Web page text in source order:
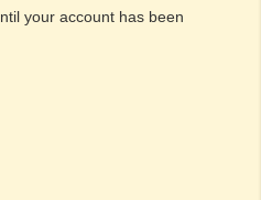
your account has been